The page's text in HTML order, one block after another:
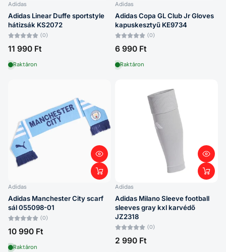
Adidas
Adidas Linear Duffe sportstyle
hátizsák KS2072
(0)
11 990 Ft
Raktáron
Adidas
Adidas Copa GL Club Jr Gloves
kapuskesztyű KE9734
(0)
6 990 Ft
Raktáron
Adidas
Adidas Manchester City scarf
sál 055098-01
(0)
10 990 Ft
Raktáron
Adidas
Adidas Milano Sleeve football
sleeves gray kxl karvédő
JZ2318
(0)
2 990 Ft